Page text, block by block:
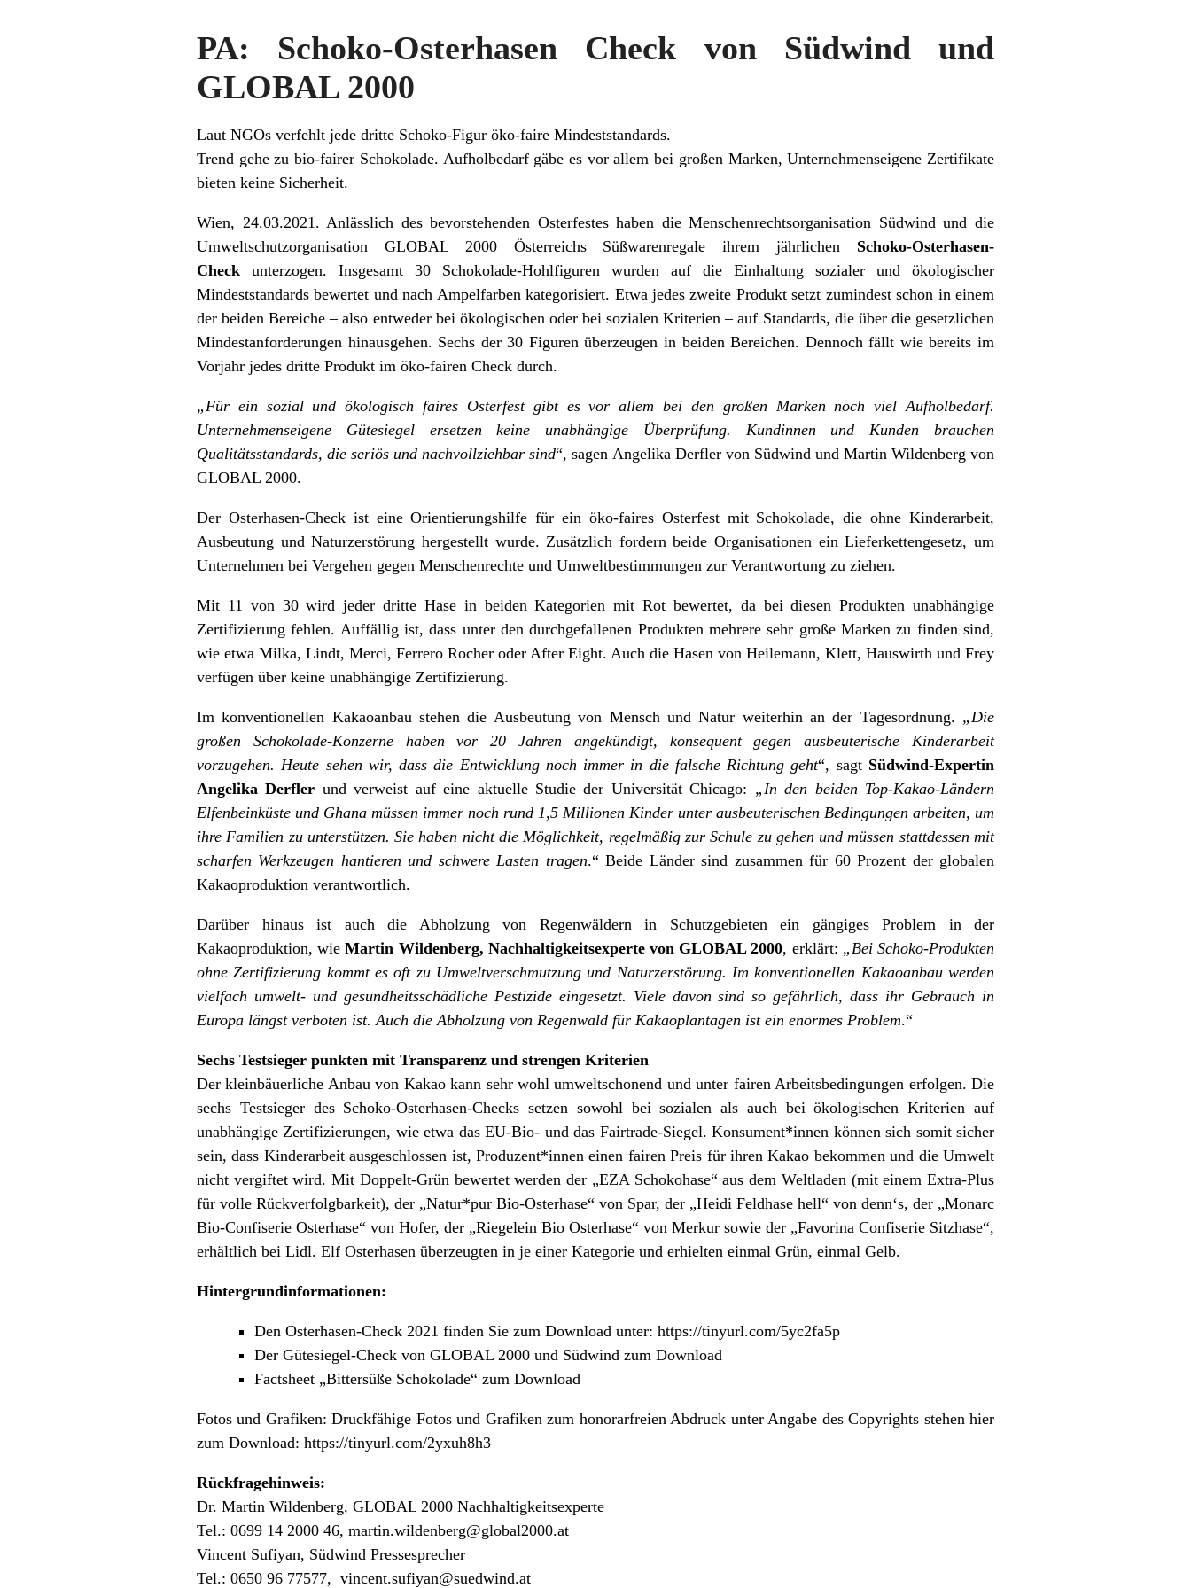
PA: Schoko-Osterhasen Check von Südwind und
GLOBAL 2000
Laut NGOs verfehlt jede dritte Schoko-Figur öko-faire Mindeststandards.
Trend gehe zu bio-fairer Schokolade. Aufholbedarf gäbe es vor allem bei großen Marken, Unternehmenseigene Zertifikate
bieten keine Sicherheit.
Wien, 24.03.2021. Anlässlich des bevorstehenden Osterfestes haben die Menschenrechtsorganisation Südwind und die
Umweltschutzorganisation GLOBAL 2000 Österreichs Süßwarenregale ihrem jährlichen Schoko-Osterhasen-
Check unterzogen. Insgesamt 30 Schokolade-Hohlfiguren wurden auf die Einhaltung sozialer und ökologischer
Mindeststandards bewertet und nach Ampelfarben kategorisiert. Etwa jedes zweite Produkt setzt zumindest schon in einem
der beiden Bereiche – also entweder bei ökologischen oder bei sozialen Kriterien – auf Standards, die über die gesetzlichen
Mindestanforderungen hinausgehen. Sechs der 30 Figuren überzeugen in beiden Bereichen. Dennoch fällt wie bereits im
Vorjahr jedes dritte Produkt im öko-fairen Check durch.
„Für ein sozial und ökologisch faires Osterfest gibt es vor allem bei den großen Marken noch viel Aufholbedarf.
Unternehmenseigene Gütesiegel ersetzen keine unabhängige Überprüfung. Kundinnen und Kunden brauchen
Qualitätsstandards, die seriös und nachvollziehbar sind“, sagen Angelika Derfler von Südwind und Martin Wildenberg von
GLOBAL 2000.
Der Osterhasen-Check ist eine Orientierungshilfe für ein öko-faires Osterfest mit Schokolade, die ohne Kinderarbeit,
Ausbeutung und Naturzerstörung hergestellt wurde. Zusätzlich fordern beide Organisationen ein Lieferkettengesetz, um
Unternehmen bei Vergehen gegen Menschenrechte und Umweltbestimmungen zur Verantwortung zu ziehen.
Mit 11 von 30 wird jeder dritte Hase in beiden Kategorien mit Rot bewertet, da bei diesen Produkten unabhängige
Zertifizierung fehlen. Auffällig ist, dass unter den durchgefallenen Produkten mehrere sehr große Marken zu finden sind,
wie etwa Milka, Lindt, Merci, Ferrero Rocher oder After Eight. Auch die Hasen von Heilemann, Klett, Hauswirth und Frey
verfügen über keine unabhängige Zertifizierung.
Im konventionellen Kakaoanbau stehen die Ausbeutung von Mensch und Natur weiterhin an der Tagesordnung. „Die
großen Schokolade-Konzerne haben vor 20 Jahren angekündigt, konsequent gegen ausbeuterische Kinderarbeit
vorzugehen. Heute sehen wir, dass die Entwicklung noch immer in die falsche Richtung geht“, sagt Südwind-Expertin
Angelika Derfler und verweist auf eine aktuelle Studie der Universität Chicago: „In den beiden Top-Kakao-Ländern
Elfenbeinküste und Ghana müssen immer noch rund 1,5 Millionen Kinder unter ausbeuterischen Bedingungen arbeiten, um
ihre Familien zu unterstützen. Sie haben nicht die Möglichkeit, regelmäßig zur Schule zu gehen und müssen stattdessen mit
scharfen Werkzeugen hantieren und schwere Lasten tragen.“ Beide Länder sind zusammen für 60 Prozent der globalen
Kakaoproduktion verantwortlich.
Darüber hinaus ist auch die Abholzung von Regenwäldern in Schutzgebieten ein gängiges Problem in der
Kakaoproduktion, wieMartin Wildenberg, Nachhaltigkeitsexperte von GLOBAL 2000, erklärt: „Bei Schoko-Produkten
ohne Zertifizierung kommt es oft zu Umweltverschmutzung und Naturzerstörung. Im konventionellen Kakaoanbau werden
vielfach umwelt- und gesundheitsschädliche Pestizide eingesetzt. Viele davon sind so gefährlich, dass ihr Gebrauch in
Europa längst verboten ist. Auch die Abholzung von Regenwald für Kakaoplantagen ist ein enormes Problem.“
Sechs Testsieger punkten mit Transparenz und strengen Kriterien
Der kleinbäuerliche Anbau von Kakao kann sehr wohl umweltschonend und unter fairen Arbeitsbedingungen erfolgen. Die
sechs Testsieger des Schoko-Osterhasen-Checks setzen sowohl bei sozialen als auch bei ökologischen Kriterien auf
unabhängige Zertifizierungen, wie etwa das EU-Bio- und das Fairtrade-Siegel. Konsument*innen können sich somit sicher
sein, dass Kinderarbeit ausgeschlossen ist, Produzent*innen einen fairen Preis für ihren Kakao bekommen und die Umwelt
nicht vergiftet wird. Mit Doppelt-Grün bewertet werden der „EZA Schokohase“ aus dem Weltladen (mit einem Extra-Plus
für volle Rückverfolgbarkeit), der „Natur*pur Bio-Osterhase“ von Spar, der „Heidi Feldhase hell“ von denn‘s, der „Monarc
Bio-Confiserie Osterhase“ von Hofer, der „Riegelein Bio Osterhase“ von Merkur sowie der „Favorina Confiserie Sitzhase“,
erhältlich bei Lidl. Elf Osterhasen überzeugten in je einer Kategorie und erhielten einmal Grün, einmal Gelb.
Hintergrundinformationen:
Den Osterhasen-Check 2021 finden Sie zum Download unter: https://tinyurl.com/5yc2fa5p
Der Gütesiegel-Check von GLOBAL 2000 und Südwind zum Download
Factsheet „Bittersüße Schokolade“ zum Download
Fotos und Grafiken: Druckfähige Fotos und Grafiken zum honorarfreien Abdruck unter Angabe des Copyrights stehen hier
zum Download: https://tinyurl.com/2yxuh8h3
Rückfragehinweis:
Dr. Martin Wildenberg, GLOBAL 2000 Nachhaltigkeitsexperte
Tel.: 0699 14 2000 46, martin.wildenberg@global2000.at
Vincent Sufiyan, Südwind Pressesprecher
Tel.: 0650 96 77577, vincent.sufiyan@suedwind.at